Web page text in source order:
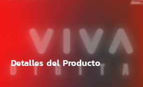
Detalles del Producto